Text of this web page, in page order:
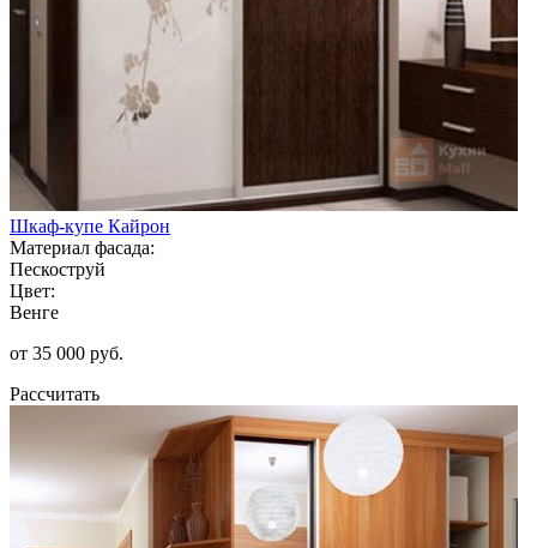
Шкаф-купе Кайрон
Материал фасада:
Пескоструй
Цвет:
Венге
от 35 000 руб.
Рассчитать